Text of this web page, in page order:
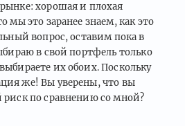
хорошая и плохая
мы это заранее знаем, как это
вопрос, оставим пока в
в свой портфель только
их обоих. Поскольку
же! Вы уверены, что вы
риск по сравнению со мной?